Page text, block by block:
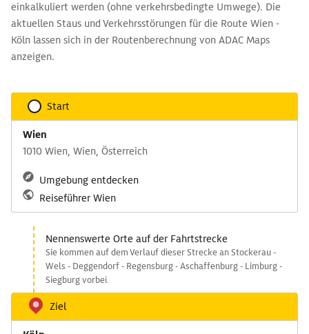
einkalkuliert werden (ohne verkehrsbedingte Umwege). Die
aktuellen Staus und Verkehrsstörungen für die Route Wien -
Köln lassen sich in der Routenberechnung von ADAC Maps
anzeigen.
Start
Wien
1010 Wien, Wien, Österreich
Umgebung entdecken
Reiseführer Wien
Nennenswerte Orte auf der Fahrtstrecke
Sie kommen auf dem Verlauf dieser Strecke an Stockerau -
Wels - Deggendorf - Regensburg - Aschaffenburg - Limburg -
Siegburg vorbei.
Ziel